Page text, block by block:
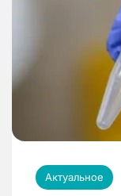
Актуальное